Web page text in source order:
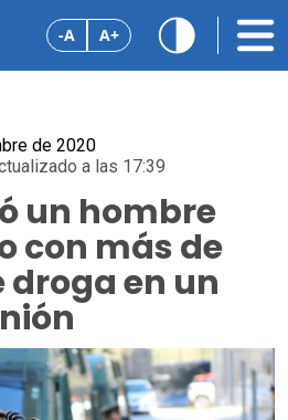
-A A+
de 2020
a las 17:39
un hombre
con más de
droga en un